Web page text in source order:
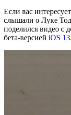
Если вас
слышали о Луке
поделился видео с
бета-версией iOS 13.